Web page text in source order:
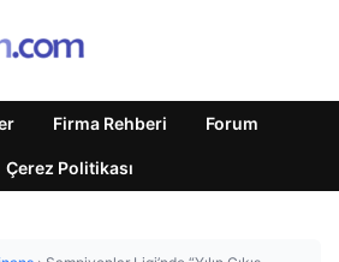
Firma Rehberi Forum
Çerez Politikası